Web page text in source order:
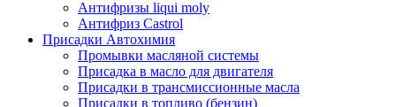
Антифризы liqui moly
Антифриз Castrol
Присадки Автохимия
Промывки масляной системы
Присадка в масло для двигателя
Присадки в трансмиссионные масла
Присадки в топливо (бензин)